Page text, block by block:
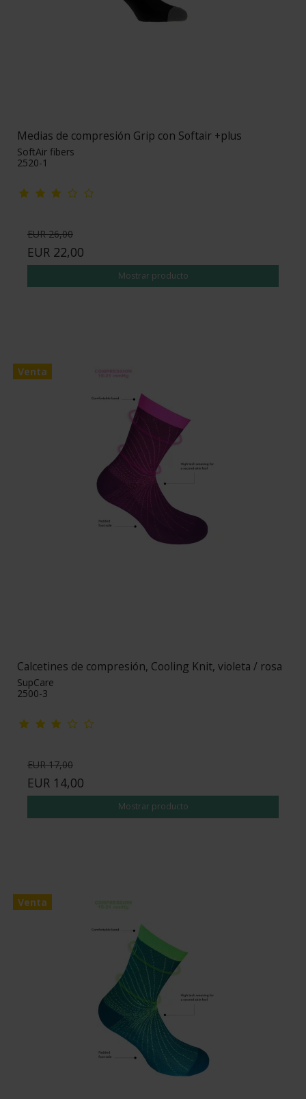
Medias de compresión Grip con Softair +plus
SoftAir fibers
2520-1
EUR 26,00
EUR 22,00
Mostrar producto
Venta
Calcetines de compresión, Cooling Knit, violeta / rosa
SupCare
2500-3
EUR 17,00
EUR 14,00
Mostrar producto
Venta